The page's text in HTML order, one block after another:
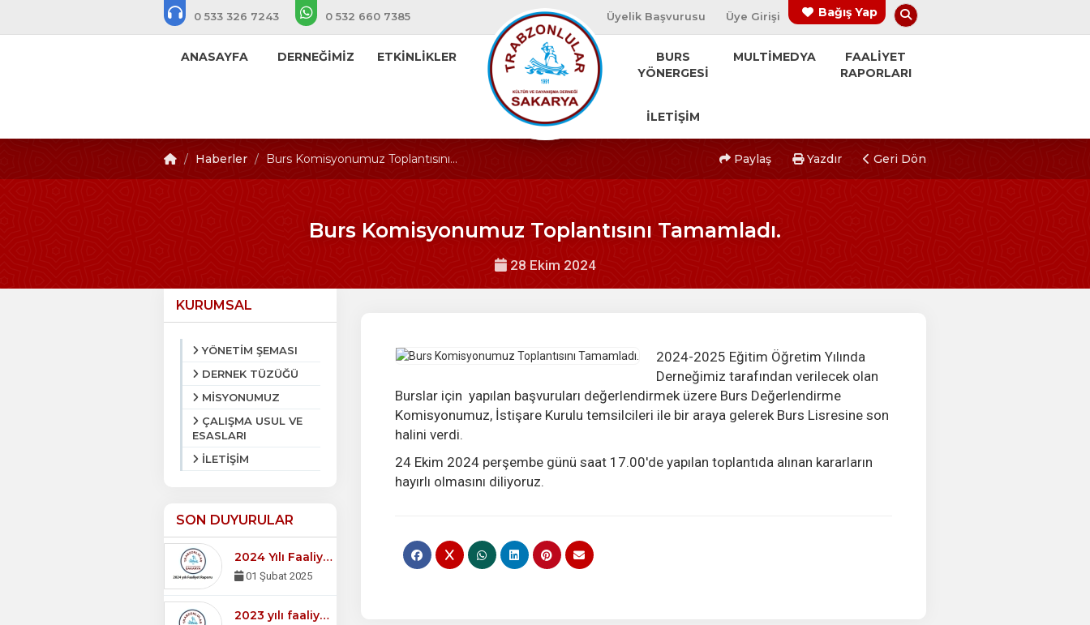
0 533 326 7243 0 532 660 7385 Üyelik Başvurusu Üye Girişi Bağış Yap
ANASAYFA DERNEĞİMİZ ETKİNLİKLER
BURS
YÖNERGESİ
MULTİMEDYA
FAALİYET
RAPORLARI
İLETİŞİM
Haberler Burs Komisyonumuz Toplantısını... Paylaş Yazdır Geri Dön
Burs Komisyonumuz Toplantısını Tamamladı.
28 Ekim 2024
KURUMSAL
YÖNETİM ŞEMASI
DERNEK TÜZÜĞÜ
MİSYONUMUZ
ÇALIŞMA USUL VE
ESASLARI
İLETİŞİM
SON DUYURULAR
2024 Yılı Faaliyet Raporu
01 Şubat 2025
2023 yılı faaliyet raporu
2024-2025 Eğitim Öğretim Yılında
Derneğimiz tarafından verilecek olan
Burslar için yapılan başvuruları değerlendirmek üzere Burs Değerlendirme
Komisyonumuz, İstişare Kurulu temsilcileri ile bir araya gelerek Burs Lisresine son
halini verdi.
24 Ekim 2024 perşembe günü saat 17.00'de yapılan toplantıda alınan kararların
hayırlı olmasını diliyoruz.